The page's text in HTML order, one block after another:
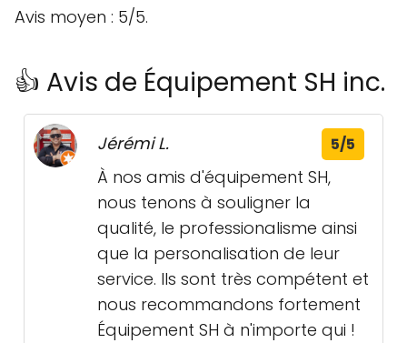
Avis moyen : 5/5.
👍 Avis de Équipement SH inc.
Jérémi L. 5/5
À nos amis d'équipement SH,
nous tenons à souligner la
qualité, le professionalisme ainsi
que la personalisation de leur
service. Ils sont très compétent et
nous recommandons fortement
Équipement SH à n'importe qui !